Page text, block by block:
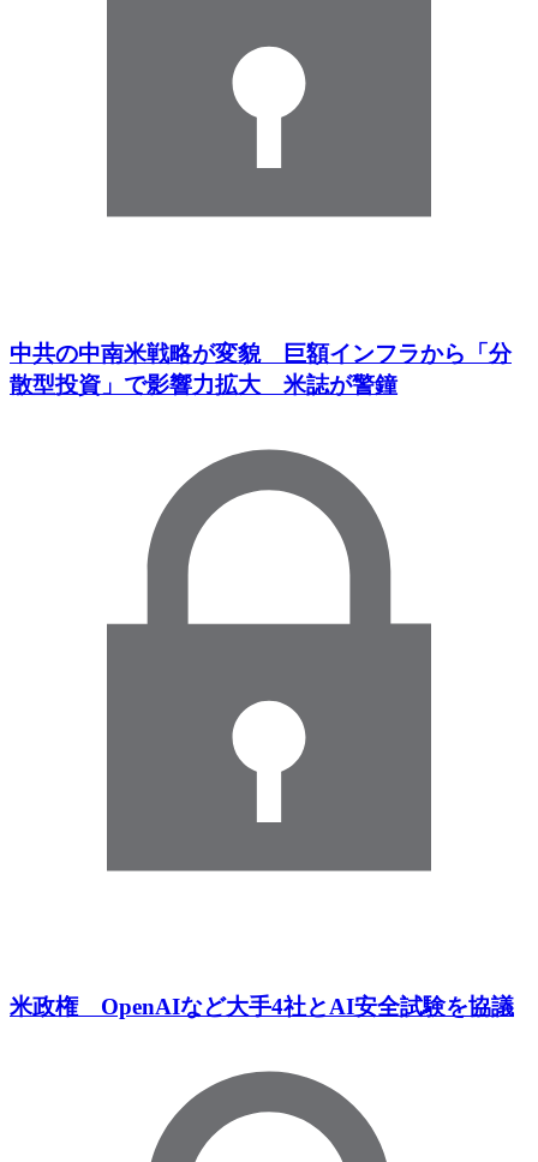
中共の中南米戦略が変貌 巨額インフラから「分
散型投資」で影響力拡大 米誌が警鐘
米政権 OpenAIなど大手4社とAI安全試験を協議